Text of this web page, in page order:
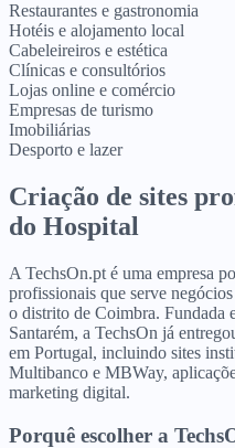
Restaurantes e gastronomia
Hotéis e alojamento local
Cabeleireiros e estética
Clínicas e consultórios
Lojas online e comércio
Empresas de turismo
Imobiliárias
Desporto e lazer
Criação de sites
do Hospital
A TechsOn.pt é uma empresa
profissionais que serve
o distrito de Coimbra. Fundada
Santarém, a TechsOn já
em Portugal, incluindo sites
Multibanco e MBWay,
marketing digital.
Porquê escolher a